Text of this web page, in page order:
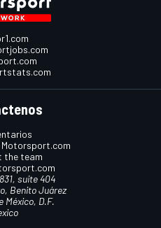
the team
suite 404
Benito Juárez
México, D.F.